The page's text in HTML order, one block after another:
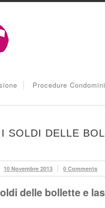
Procedure
SOLDI DELLE
10 Novembre 2013 0 Comments
delle bollette e